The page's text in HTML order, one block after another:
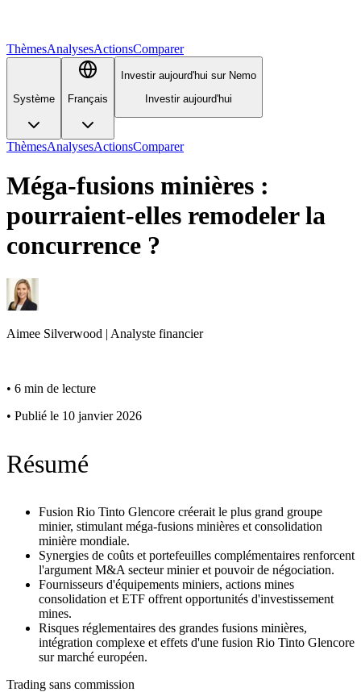
ThèmesAnalysesActionsComparer
Système Français
Investir aujourd'hui sur Nemo
Investir aujourd'hui
ThèmesAnalysesActionsComparer
Méga-fusions minières :
pourraient-elles remodeler la
concurrence ?
Aimee Silverwood | Analyste financier
• 6 min de lecture
• Publié le 10 janvier 2026
Résumé
Fusion Rio Tinto Glencore créerait le plus grand groupe
minier, stimulant méga-fusions minières et consolidation
minière mondiale.
Synergies de coûts et portefeuilles complémentaires renforcent
l'argument M&A secteur minier et pouvoir de négociation.
Fournisseurs d'équipements miniers, actions mines
consolidation et ETF offrent opportunités d'investissement
mines.
Risques réglementaires des grandes fusions minières,
intégration complexe et effets d'une fusion Rio Tinto Glencore
sur marché européen.
Trading sans commission